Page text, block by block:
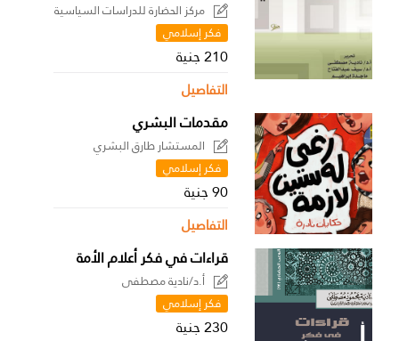
مركز الحضارة للدراسات السياسية
فكر إسلامي
210 جنية
التفاصيل
مقدمات البشري
المستشار طارق البشري
فكر إسلامي
90 جنية
التفاصيل
قراءات في فكر أعلام الأمة
أ.د/نادية مصطفى
فكر إسلامي
230 جنية